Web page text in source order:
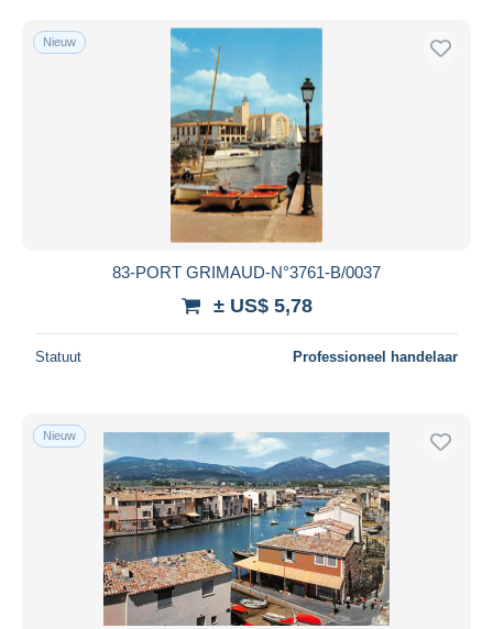
Nieuw
83-PORT GRIMAUD-N°3761-B/0037
± US$ 5,78
Statuut Professioneel handelaar
Nieuw